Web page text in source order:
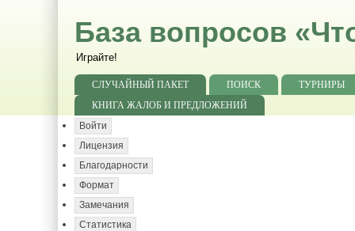
База вопросов
Играйте!
СЛУЧАЙНЫЙ ПАКЕТ ПОИСК
ТУРНИРЫ
КНИГА ЖАЛОБ И ПРЕДЛОЖЕНИЙ
Войти
Лицензия
Благодарности
Формат
Замечания
Статистика